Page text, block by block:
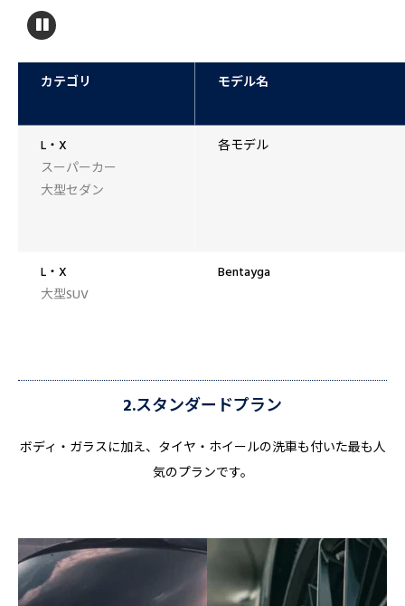
カテゴリ モデル名
L・X
スーパーカー
大型セダン
各モデル
L・X
大型SUV
Bentayga
2.スタンダードプラン
ボディ・ガラスに加え、タイヤ・ホイールの洗車も付いた最も人
気のプランです。